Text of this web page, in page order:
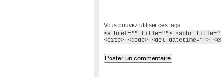
Vous pouvez utiliser ces tags:
<a href="" title=""> <abbr
<cite> <code> <del datetime="">